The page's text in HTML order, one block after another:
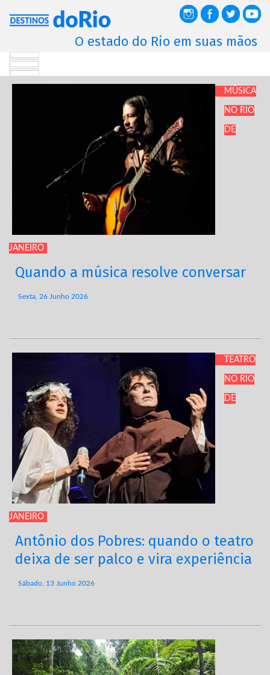
O estado do Rio em suas mãos
MÚSICA
NO RIO
DE
JANEIRO
Quando a música resolve conversar
Sexta, 26 Junho 2026
TEATRO
NO RIO
DE
JANEIRO
Antônio dos Pobres: quando o teatro
deixa de ser palco e vira experiência
Sábado, 13 Junho 2026